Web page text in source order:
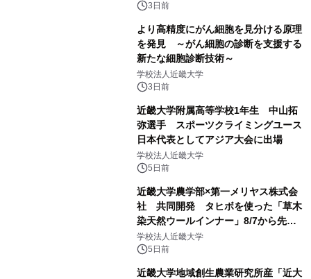
3日前
より高精度にがん細胞を見分ける原理
を発見 ～がん細胞の診断を支援する
新たな細胞診断技術～
学校法人近畿大学
3日前
近畿大学附属高等学校1年生 中山拓
弥選手 スポーツクライミングユース
日本代表としてアジア大会に出場
学校法人近畿大学
5日前
近畿大学農学部×第一メリヤス株式会
社 共同開発 タヒボを使った「草木
染天然ウールインナー」8/7から先行
販売
学校法人近畿大学
5日前
近畿大学地域創生農業研究所産「近大